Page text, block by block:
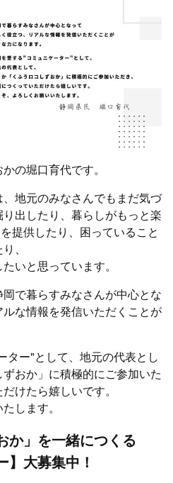
の堀口育代です。
、地元のみなさんでもまだ気づ
出したり、暮らしがもっと楽
提供したり、困っていること
、
いと思っています。
で暮らすみなさんが中心とな
な情報を発信いただくことが
ター"として、地元の代表とし
おか」に積極的にご参加いた
けたら嬉しいです。
します。
か」を一緒につくる
】大募集中！